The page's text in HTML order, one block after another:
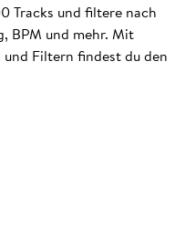
Tracks und filtere nach
BPM und mehr. Mit
Filtern findest du den